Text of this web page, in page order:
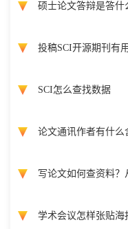
硕士论文答辩是答什
投稿SCI开源期刊有
SCI怎么查找数据
论文通讯作者有什
写论文如何查资料
学术会议怎样张贴海